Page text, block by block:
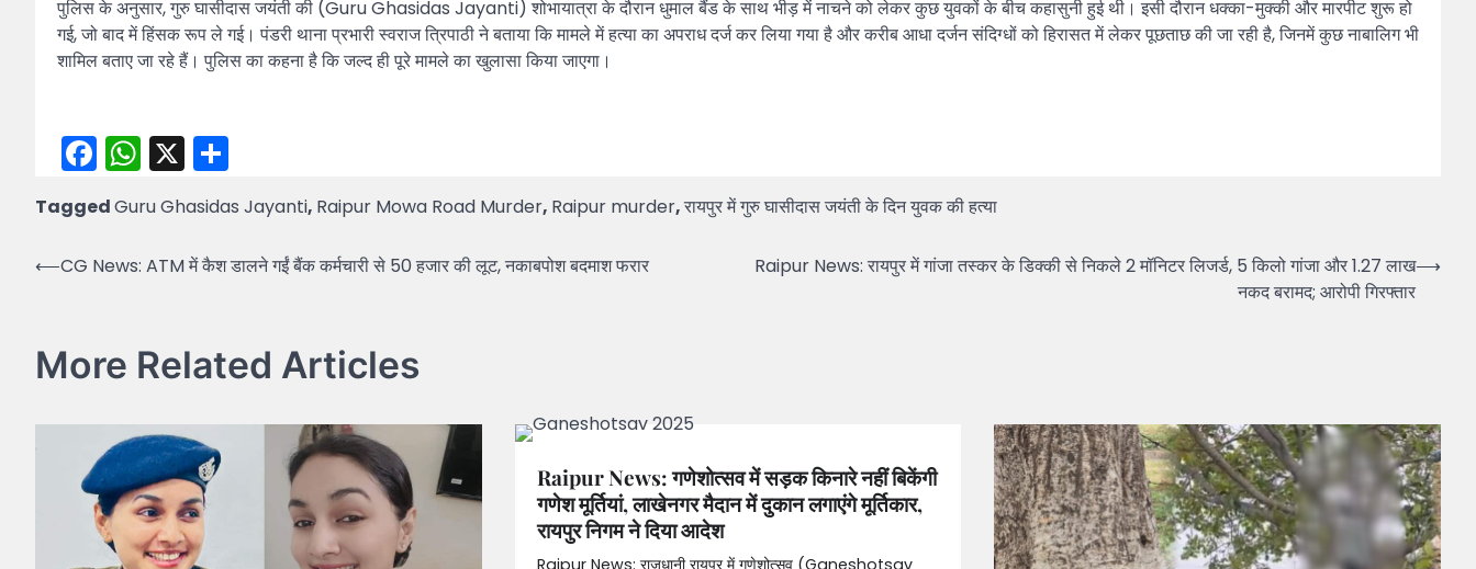
पुलिस के अनुसार, गुरु घासीदास जयंती की (Guru Ghasidas Jayanti) शोभायात्रा के दौरान धुमाल बैंड के साथ भीड़ में नाचने को लेकर कुछ युवकों के बीच कहासुनी हुई थी। इसी दौरान धक्का-मुक्की और मारपीट शुरू हो
गई, जो बाद में हिंसक रूप ले गई। पंडरी थाना प्रभारी स्वराज त्रिपाठी ने बताया कि मामले में हत्या का अपराध दर्ज कर लिया गया है और करीब आधा दर्जन संदिग्धों को हिरासत में लेकर पूछताछ की जा रही है, जिनमें कुछ नाबालिग भी
शामिल बताए जा रहे हैं। पुलिस का कहना है कि जल्द ही पूरे मामले का खुलासा किया जाएगा।
Facebook
WhatsApp
X
TaggedGuru Ghasidas Jayanti, Raipur Mowa Road Murder, Raipur murder,रायपुर में गुरु घासीदास जयंती के दिन युवक की हत्या
Post
⟵CG News: ATM में कैश डालने गईं बैंक कर्मचारी से 50 हजार की लूट, नकाबपोश बदमाश फरार
Raipur News: रायपुर में गांजा तस्कर के डिक्की से निकले 2 मॉनिटर लिजर्ड, 5 किलो गांजा और 1.27 लाख
नकद बरामद; आरोपी गिरफ्तार
⟶
More Related Articles
Raipur News: गणेशोत्सव में सड़क किनारे नहीं बिकेंगी
गणेश मूर्तियां, लाखेनगर मैदान में दुकान लगाएंगे मूर्तिकार,
रायपुर निगम ने दिया आदेश
Raipur News: राजधानी रायपुर में गणेशोत्सव (Ganeshotsav